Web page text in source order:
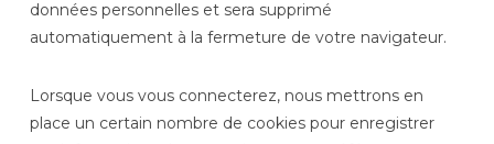
données personnelles et sera supprimé
automatiquement à la fermeture de votre navigateur.
Lorsque vous vous connecterez, nous mettrons en
place un certain nombre de cookies pour enregistrer